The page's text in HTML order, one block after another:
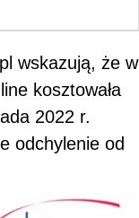
wskazują, że w
kosztowała
2022 r.
odchylenie od